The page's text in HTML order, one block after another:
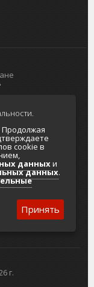
портал
обработки
персональных
г.
Продолжая
cookie в
данныхи
данных.
Принять